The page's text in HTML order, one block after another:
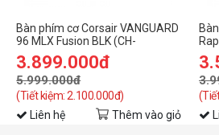
Bàn phím cơ Corsair VANGUARD
96 MLX Fusion BLK (CH-
91E901F-NA)
3.899.000đ
5.999.000đ
(Tiết kiệm: 2.100.000đ)
Liên hệ Thêm vào giỏ